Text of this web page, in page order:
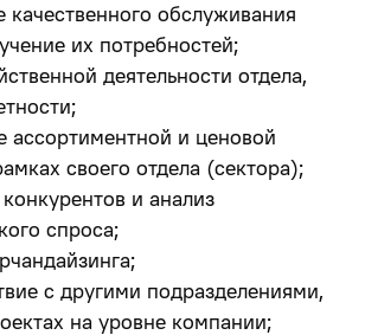
качественного обслуживания
их потребностей;
деятельности отдела,
ассортиментной и ценовой
своего отдела (сектора);
и анализ
спроса;
с другими подразделениями,
на уровне компании;